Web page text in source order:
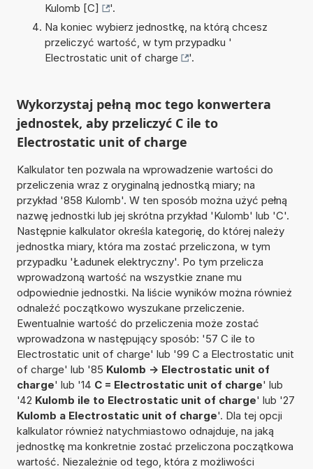
Kulomb [C]
'.
Na koniec wybierz jednostkę, na którą chcesz
przeliczyć wartość, w tym przypadku '
Electrostatic unit of charge
'.
Wykorzystaj pełną moc tego konwertera
jednostek, aby przeliczyć C ile to
Electrostatic unit of charge
Kalkulator ten pozwala na wprowadzenie wartości do
przeliczenia wraz z oryginalną jednostką miary; na
przykład '858 Kulomb'. W ten sposób można użyć pełną
nazwę jednostki lub jej skrótna przykład 'Kulomb' lub 'C'.
Następnie kalkulator określa kategorię, do której należy
jednostka miary, która ma zostać przeliczona, w tym
przypadku 'Ładunek elektryczny'. Po tym przelicza
wprowadzoną wartość na wszystkie znane mu
odpowiednie jednostki. Na liście wyników można również
odnaleźć początkowo wyszukane przeliczenie.
Ewentualnie wartość do przeliczenia może zostać
wprowadzona w następujący sposób: '57 C ile to
Electrostatic unit of charge' lub '99 C a Electrostatic unit
of charge' lub '85 Kulomb -> Electrostatic unit of
charge' lub '14 C = Electrostatic unit of charge' lub
'42 Kulomb ile to Electrostatic unit of charge' lub '27
Kulomb a Electrostatic unit of charge'. Dla tej opcji
kalkulator również natychmiastowo odnajduje, na jaką
jednostkę ma konkretnie zostać przeliczona początkowa
wartość. Niezależnie od tego, która z możliwości